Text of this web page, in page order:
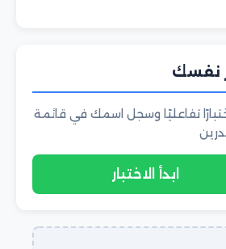
نفسك
تفاعليًا وسجل اسمك في قائمة
ابدأ الاختبار